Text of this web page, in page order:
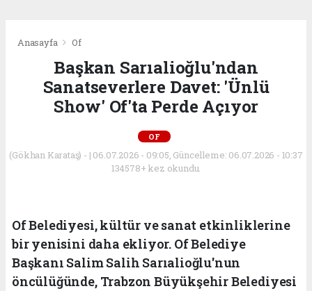
Anasayfa Of
Başkan Sarıalioğlu'ndan
Sanatseverlere Davet: 'Ünlü
Show' Of'ta Perde Açıyor
OF
(Gökhan Karataş) - | 06.07.2026 - 09:05, Güncelleme: 06.07.2026 - 10:37
134578+ kez okundu.
Of Belediyesi, kültür ve sanat etkinliklerine
bir yenisini daha ekliyor. Of Belediye
Başkanı Salim Salih Sarıalioğlu'nun
öncülüğünde, Trabzon Büyükşehir Belediyesi